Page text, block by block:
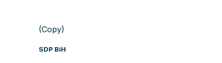
(Copy)
SDP BiH